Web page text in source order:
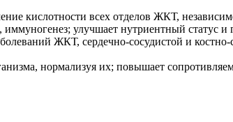
кислотности всех отделов ЖКТ,
улучшает нутриентный статус и
ЖКТ, сердечно-сосудистой и
нормализуя их; повышает